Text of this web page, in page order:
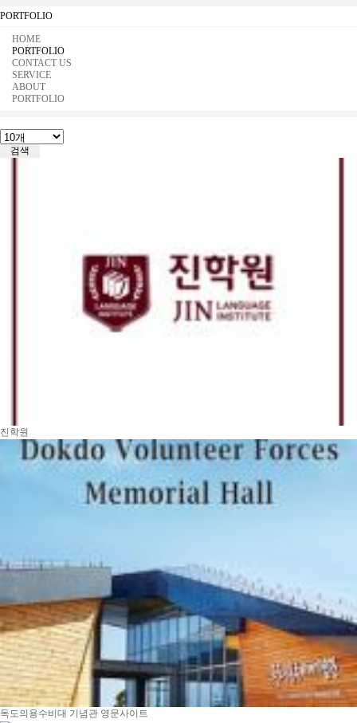
PORTFOLIO
HOME
PORTFOLIO
CONTACT US
SERVICE
ABOUT
PORTFOLIO
진학원
독도의용수비대 기념관 영문사이트